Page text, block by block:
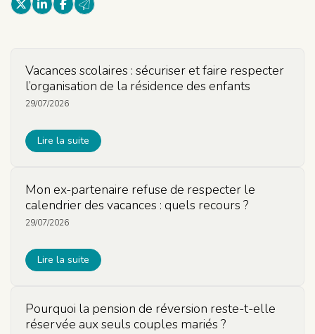
Vacances scolaires : sécuriser et faire respecter
l’organisation de la résidence des enfants
29/07/2026
Lire la suite
Mon ex-partenaire refuse de respecter le
calendrier des vacances : quels recours ?
29/07/2026
Lire la suite
Pourquoi la pension de réversion reste-t-elle
réservée aux seuls couples mariés ?